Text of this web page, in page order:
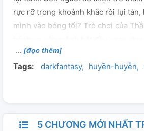
rực rỡ trong khoảnh khắc rồi lụi tàn,
mình vào bóng tối? Trò chơi của
trải qua vô số thống khổ, chứng
nhưng vẫn từng chạm tới một tia
[đọc thêm]
Tags: darkfantasy huyền-huyễn
5 CHƯƠNG MỚI NHẤT